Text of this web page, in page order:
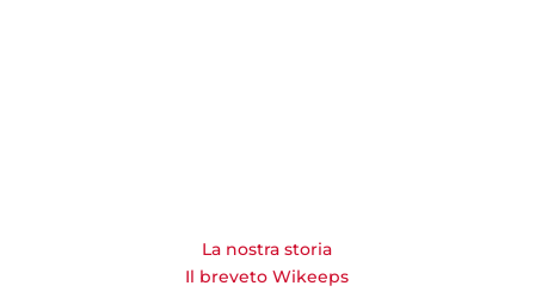
La nostra storia
Il breveto Wikeeps